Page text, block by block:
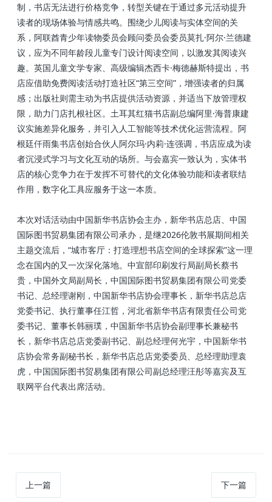
制，书店无法进行价格竞争，转型关键在于通过多元活动提升
读者的现场体验与情感共鸣。围绕少儿阅读与实体空间的关
系，阿联酋青少年读物委员会顾问委员会委员莫扎·阿尔·兰德建
议，应为不同年龄段儿童专门设计阅读空间，以激发其阅读兴
趣。英国儿童文学专家、高级编辑杰西卡·梅德赫斯特提出，书
店应借助免费阅读活动打造社区“第三空间”，增强读者的归属
感；出版社则需主动为书店提供活动资源，并适当下放管理权
限，助力门店扎根社区。土耳其红猫书店副总编阿里·海普康建
议实施差异化服务，并引入人工智能等技术优化运营流程。阿
根廷仟雨集书店创始合伙人阿尔玛·内莉·连强调，书店应成为读
者沉浸式学习与文化互动的场所。与会嘉宾一致认为，实体书
店的核心竞争力在于发挥不可替代的文化体验功能和读者联结
作用，数字化工具应服务于这一本质。
本次对话活动由中国新华书店协会主办，新华书店总店、中国
国际图书贸易集团有限公司承办，是继2026伦敦书展期间相关
主题交流后，“城市客厅：打造理想书店空间的全球探索”这一理
念在国内的又一次深化落地。中宣部印刷发行局副局长蔡书
贵，中国外文局副局长，中国国际图书贸易集团有限公司党委
书记、总经理谢刚，中国新华书店协会理事长，新华书店总店
党委书记、执行董事任江哲，河北省新华书店有限责任公司‌党
委书记、董事长韩丽璞，中国新华书店协会副理事长兼秘书
长，新华书店总店党委副书记、副总经理何光宇，中国新华书
店协会常务副秘书长，新华书店总店党委委员、总经理助理袁
虎，中国国际图书贸易集团有限公司副总经理汪彤等嘉宾及互
联网平台代表出席活动。
上一篇 下一篇